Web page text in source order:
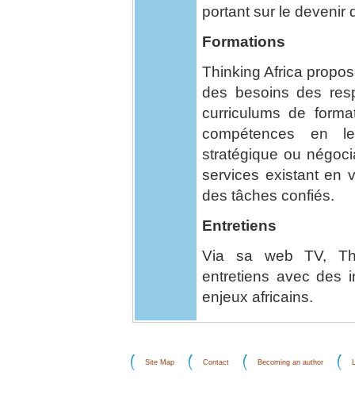
portant sur le devenir
Formations
Thinking Africa
des besoins des
curriculums de
compétences en
stratégique ou
services existant en
des tâches confiés.
Entretiens
Via sa web TV,
entretiens avec des
enjeux africains.
Site Map Contact Becoming an author